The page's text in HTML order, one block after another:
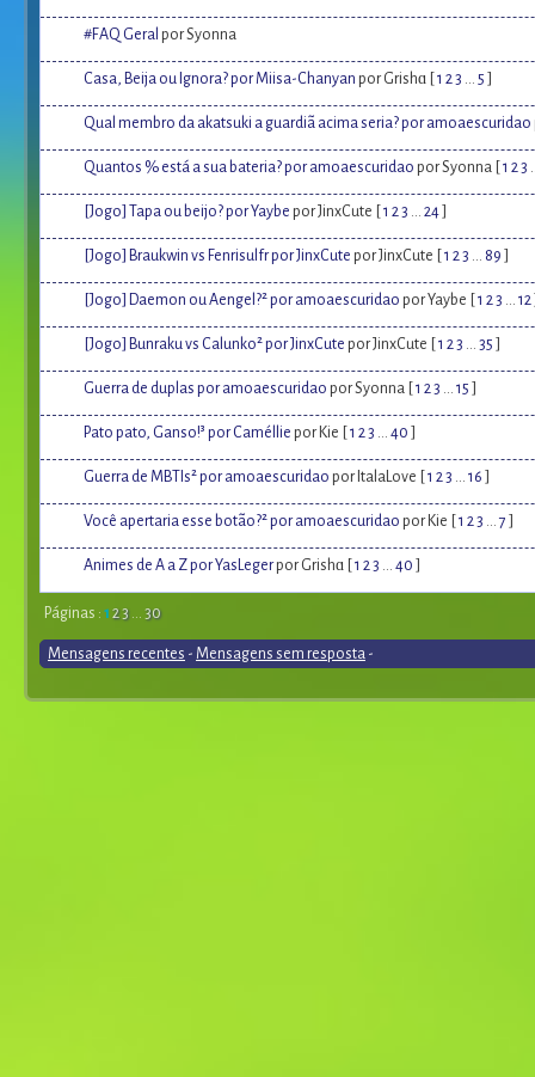
#FAQ Geral por Syonna
Casa, Beija ou Ignora? por Miisa-Chanyan por Grishɑ [ 1 23 ... 5
Qual membro da akatsuki a guardiã acima seria? por amoaescuridao
Quantos % está a sua bateria? por amoaescuridao por Syonna [ 1 23
[Jogo] Tapa ou beijo? por Yaybe por JinxCute [ 1 23 ... 24
[Jogo] Braukwin vs Fenrisulfr por JinxCute por JinxCute [ 1 23 ... 89
[Jogo] Daemon ou Aengel?² por amoaescuridao por Yaybe [ 1 23 ... 12
[Jogo] Bunraku vs Calunko² por JinxCute por JinxCute [ 1 23 ... 35
Guerra de duplas por amoaescuridao por Syonna [ 1 23 ... 15
Pato pato, Ganso!³ por Caméllie por Kie [ 1 23 ... 40
Guerra de MBTIs² por amoaescuridao por ItalaLove [ 1 23 ... 16
Você apertaria esse botão?² por amoaescuridao por Kie [ 1 23 ... 7
Animes de A a Z por YasLegerpor Grishɑ [ 1 23 ... 40
Páginas : 1 23 ... 30
Mensagens recentes - Mensagens sem resposta -